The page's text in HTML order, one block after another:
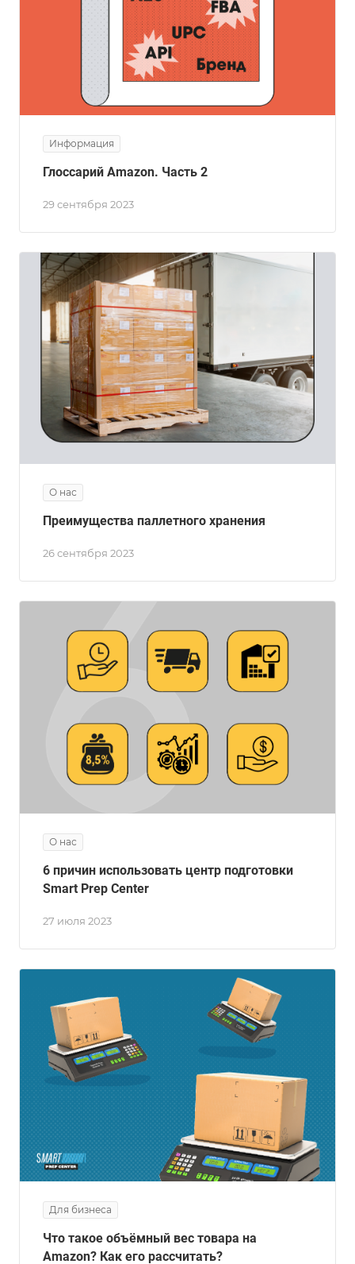
Информация
29 сентября 2023
Глоссарий Amazon. Часть 2
О нас
26 сентября 2023
Преимущества паллетного хранения
О нас
27 июля 2023
6 причин использовать центр подготовки
Smart Prep Center
Для бизнеса
Что такое oбъёмный вес товара на
Amazon? Как его рассчитать?